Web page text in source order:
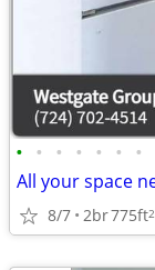
• • • • • • •
8/7 2br775ft2